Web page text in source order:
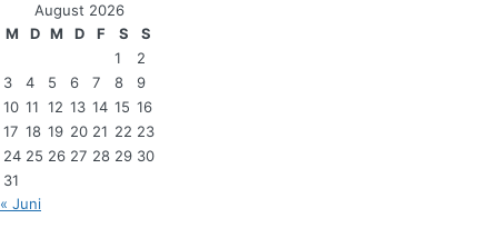
August 2026
M
D M D F S
S
1
2
3
4 5 6 7 8
9
10 11 12 13 14 15 16
17 18 19 20 21 22 23
24 25 26 27 28 29 30
31
« Juni